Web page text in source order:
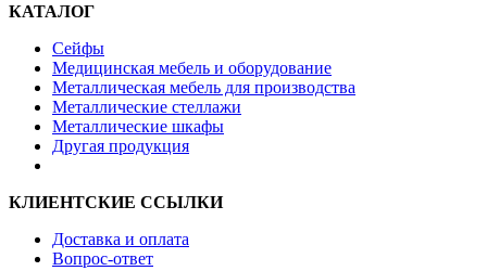
КАТАЛОГ
Сейфы
Медицинская мебель и оборудование
Металлическая мебель для производства
Металлические стеллажи
Металлические шкафы
Другая продукция
КЛИЕНТСКИЕ ССЫЛКИ
Доставка и оплата
Вопрос-ответ